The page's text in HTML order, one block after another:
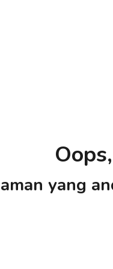
yang